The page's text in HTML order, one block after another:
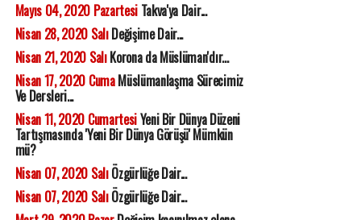
Mayıs 04, 2020 PazartesiTakva'ya Dair...
Nisan 28, 2020 SalıDeğişime Dair...
Nisan 21, 2020 SalıKorona da Müslüman'dır...
Nisan 17, 2020 CumaMüslümanlaşma Sürecimiz
Ve Dersleri...
Nisan 11, 2020 CumartesiYeni Bir Dünya Düzeni
Tartışmasında 'Yeni Bir Dünya Görüşü' Mümkün
mü?
Nisan 07, 2020 SalıÖzgürlüğe Dair...
Nisan 07, 2020 SalıÖzgürlüğe Dair...